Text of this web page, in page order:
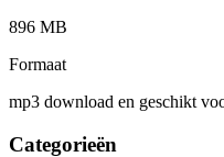
896 MB
Formaat
mp3 download en geschikt
Categorieën